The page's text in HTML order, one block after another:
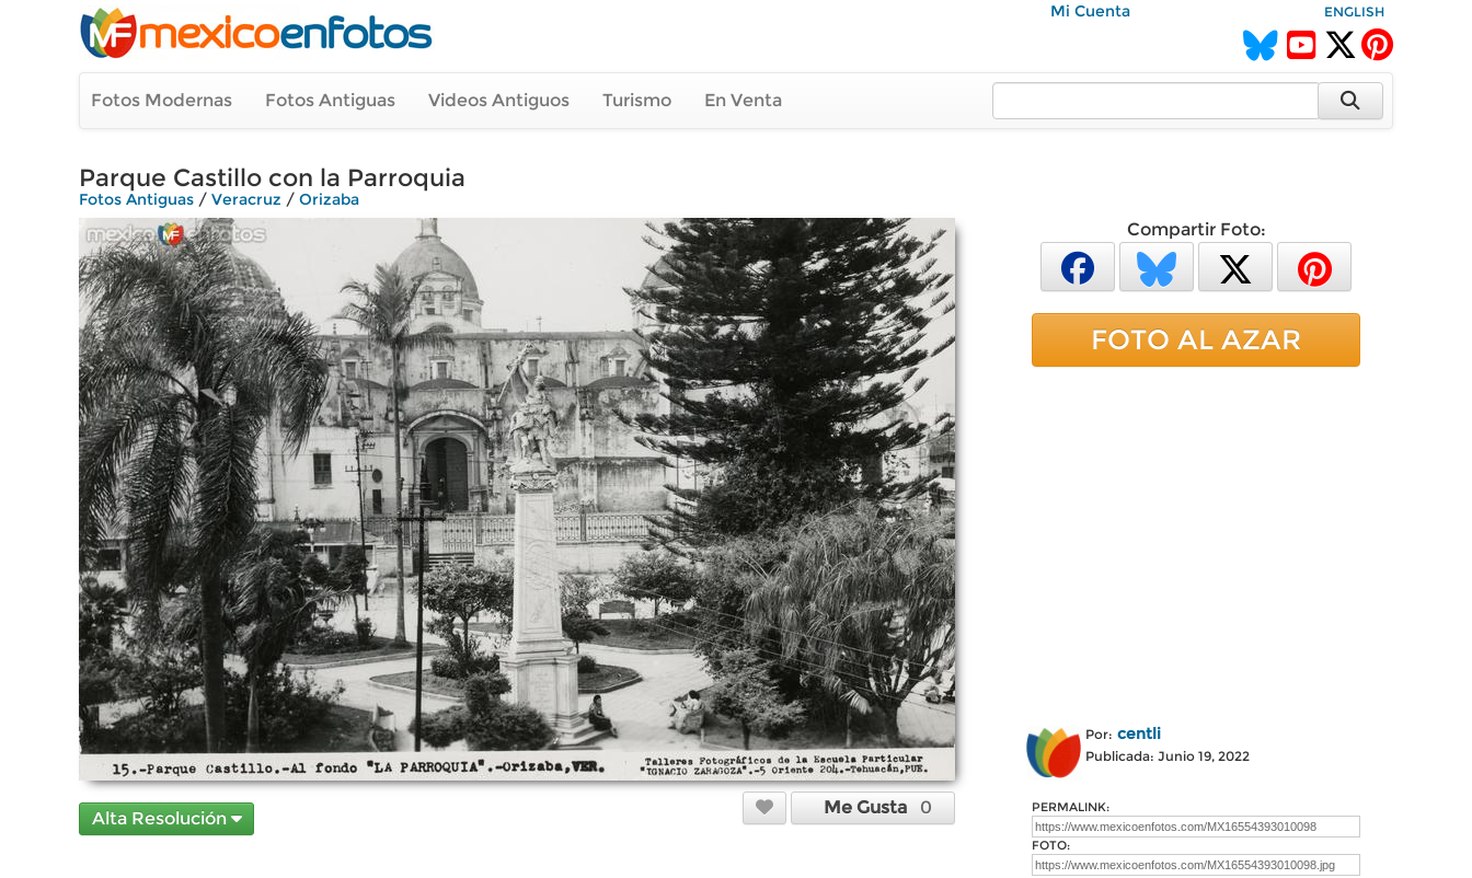
Mi Cuenta ENGLISH
Fotos Modernas Fotos Antiguas Videos Antiguos Turismo En Venta
Parque Castillo con la Parroquia
Fotos Antiguas / Veracruz / Orizaba
Alta Resolución
Me Gusta 0
Compartir Foto:
FOTO AL AZAR
Por: centli
Publicada: Junio 19, 2022
PERMALINK:
FOTO: